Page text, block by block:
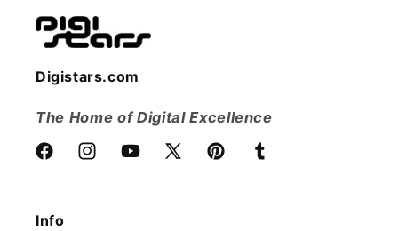
Digistars.com
The Home of Digital Excellence
FacebookInstagramYouTube
X
PinterestTumblr
Info